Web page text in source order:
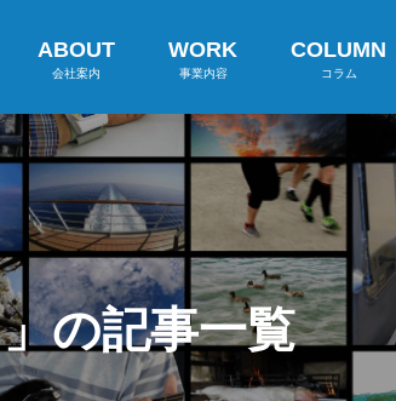
ABOUT
会社案内
WORK
事業内容
COLUMN
コラム
の記事一覧